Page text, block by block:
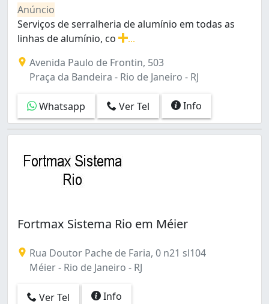
Higienópolis (3)
Inhaúma (6)
Inhoaíba (3)
Itanhangá (7)
Jacarepaguá (12)
Jardim América (1)
Jardim Carioca (1)
Jardim Guanabara (1)
Laranjeiras (1)
Leblon (1)
Mangueira (4)
Maracanã (2)
Marechal Hermes (4)
Maré (4)
Anúncio
Serviços de serralheria de alumínio em todas as
linhas de alumínio, co
Avenida Paulo de Frontin, 503
Praça da Bandeira - Rio de Janeiro - RJ
Whatsapp Ver Tel Info
Fortmax Sistema Rio em Méier
Rua Doutor Pache de Faria, 0 n21 sl104
Méier - Rio de Janeiro - RJ
Ver Tel Info